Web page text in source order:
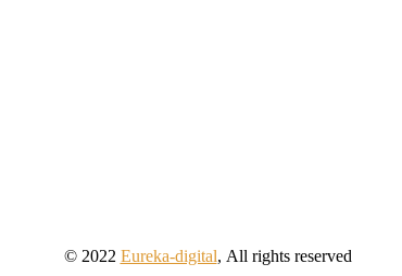
© 2022 Eureka-digital, All rights reserved